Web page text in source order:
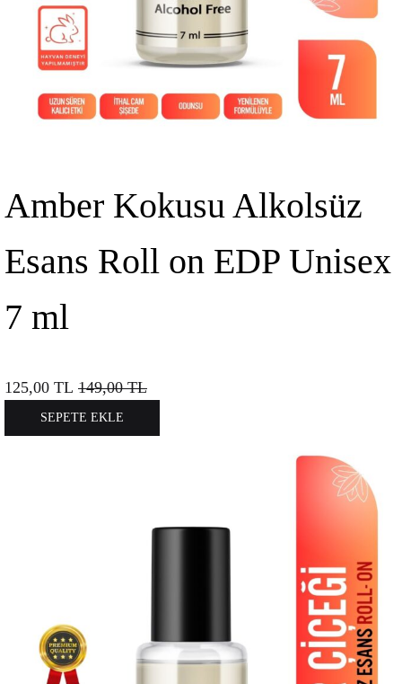
Amber Kokusu Alkolsüz
Esans Roll on EDP Unisex
7 ml
125,00 TL 149,00TL
SEPETE EKLE